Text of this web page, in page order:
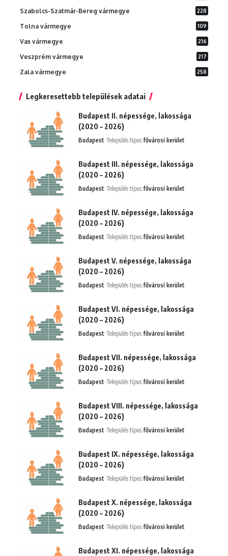
Szabolcs-Szatmár-Bereg vármegye 228
Tolna vármegye 109
Vas vármegye 216
Veszprém vármegye 217
Zala vármegye 258
Legkeresettebb települések adatai
Budapest II. népessége, lakossága
(2020 – 2026)
Budapest Település típus:fővárosi kerület
Budapest III. népessége, lakossága
(2020 – 2026)
Budapest Település típus:fővárosi kerület
Budapest IV. népessége, lakossága
(2020 – 2026)
Budapest Település típus:fővárosi kerület
Budapest V. népessége, lakossága
(2020 – 2026)
Budapest Település típus:fővárosi kerület
Budapest VI. népessége, lakossága
(2020 – 2026)
Budapest Település típus:fővárosi kerület
Budapest VII. népessége, lakossága
(2020 – 2026)
Budapest Település típus:fővárosi kerület
Budapest VIII. népessége, lakossága
(2020 – 2026)
Budapest Település típus:fővárosi kerület
Budapest IX. népessége, lakossága
(2020 – 2026)
Budapest Település típus:fővárosi kerület
Budapest X. népessége, lakossága
(2020 – 2026)
Budapest Település típus:fővárosi kerület
Budapest XI. népessége, lakossága